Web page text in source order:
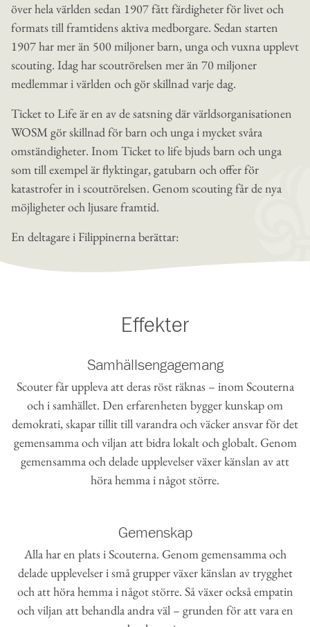
över hela världen sedan 1907 fått färdigheter för livet och
formats till framtidens aktiva medborgare. Sedan starten
1907 har mer än 500 miljoner barn, unga och vuxna upplevt
scouting. Idag har scoutrörelsen mer än 70 miljoner
medlemmar i världen och gör skillnad varje dag.
Ticket to Life är en av de satsning där världsorganisationen
WOSM gör skillnad för barn och unga i mycket svåra
omständigheter. Inom Ticket to life bjuds barn och unga
som till exempel är flyktingar, gatubarn och offer för
katastrofer in i scoutrörelsen. Genom scouting får de nya
möjligheter och ljusare framtid.
En deltagare i Filippinerna berättar:
Effekter
Samhällsengagemang
Scouter får uppleva att deras röst räknas – inom Scouterna
och i samhället. Den erfarenheten bygger kunskap om
demokrati, skapar tillit till varandra och väcker ansvar för det
gemensamma och viljan att bidra lokalt och globalt. Genom
gemensamma och delade upplevelser växer känslan av att
höra hemma i något större.
Gemenskap
Alla har en plats i Scouterna. Genom gemensamma och
delade upplevelser i små grupper växer känslan av trygghet
och att höra hemma i något större. Så växer också empatin
och viljan att behandla andra väl​ – grunden för att vara en